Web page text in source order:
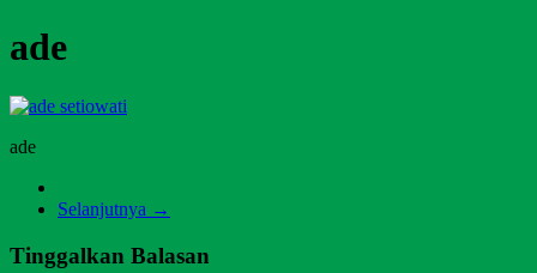
ade
ade
Selanjutnya →
Tinggalkan Balasan